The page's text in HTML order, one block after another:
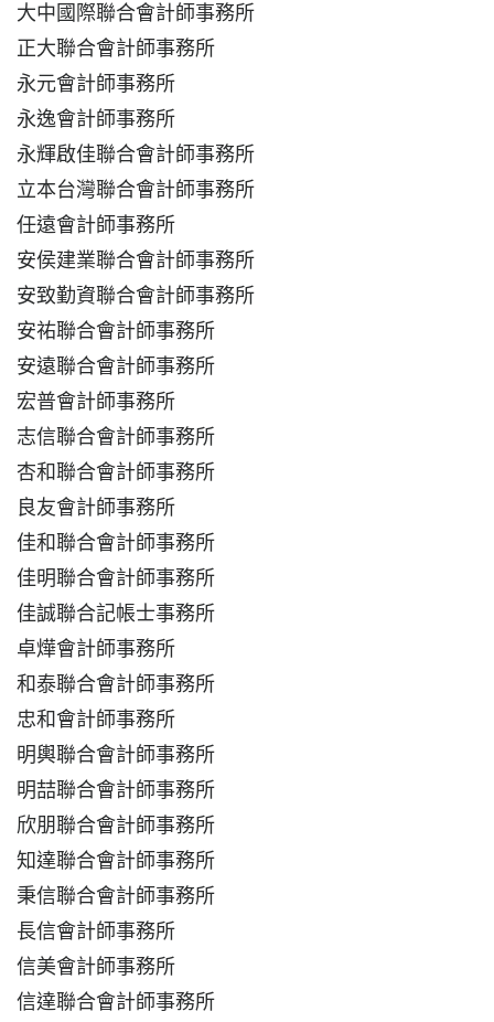
大中國際聯合會計師事務所
正大聯合會計師事務所
永元會計師事務所
永逸會計師事務所
永輝啟佳聯合會計師事務所
立本台灣聯合會計師事務所
任遠會計師事務所
安侯建業聯合會計師事務所
安致勤資聯合會計師事務所
安祐聯合會計師事務所
安遠聯合會計師事務所
宏普會計師事務所
志信聯合會計師事務所
杏和聯合會計師事務所
良友會計師事務所
佳和聯合會計師事務所
佳明聯合會計師事務所
佳誠聯合記帳士事務所
卓燁會計師事務所
和泰聯合會計師事務所
忠和會計師事務所
明輿聯合會計師事務所
明喆聯合會計師事務所
欣朋聯合會計師事務所
知達聯合會計師事務所
秉信聯合會計師事務所
長信會計師事務所
信美會計師事務所
信達聯合會計師事務所